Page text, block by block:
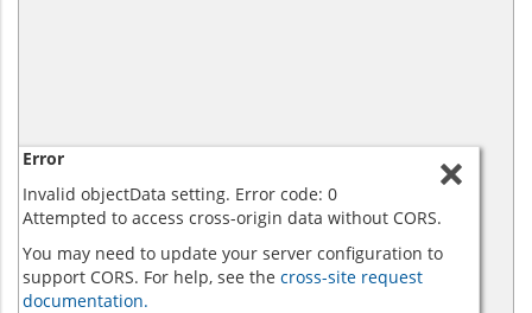
Error
Invalid objectData setting. Error code: 0
Attempted to access cross-origin data without CORS.
You may need to update your server configuration to
support CORS. For help, see the cross-site request
documentation.